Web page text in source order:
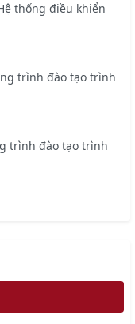
thống điều khiển
trình đào tạo trình
trình đào tạo trình